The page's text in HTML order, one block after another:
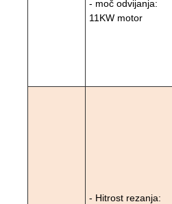
- moč odvijanja:
11KW motor
- Hitrost rezanja: